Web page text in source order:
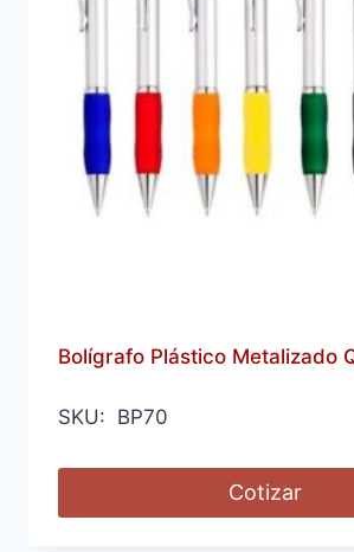
Bolígrafo Plástico Metalizado
SKU: BP70
Cotizar